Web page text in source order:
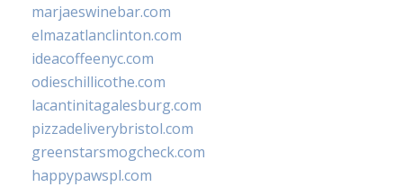
marjaeswinebar.com
elmazatlanclinton.com
ideacoffeenyc.com
odieschillicothe.com
lacantinitagalesburg.com
pizzadeliverybristol.com
greenstarsmogcheck.com
happypawspl.com